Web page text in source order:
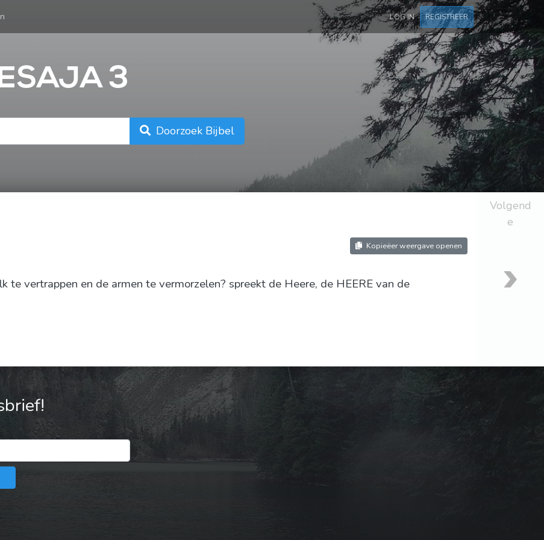
LOG IN REGISTREER
3
Doorzoek Bijbel
Kopieëer weergave openen
te vertrappen en de armen te vermorzelen? spreekt de Heere, de HEERE van de
Volgend
e